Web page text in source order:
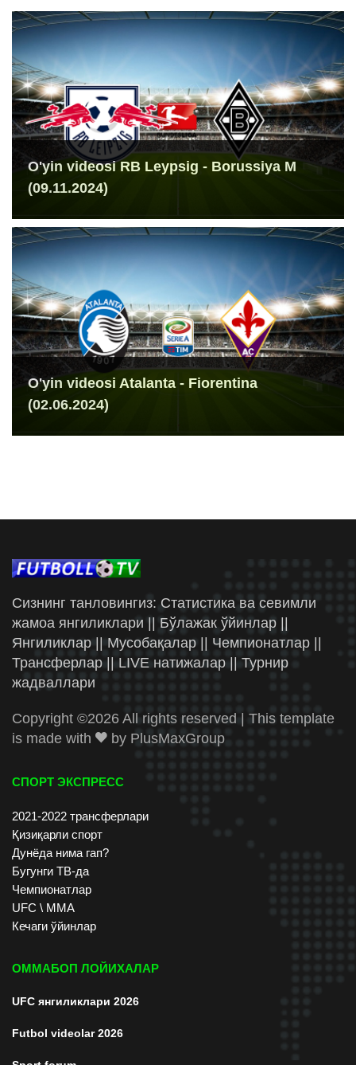
O'yin videosi RB Leypsig - Borussiya M
(09.11.2024)
O'yin videosi Atalanta - Fiorentina
(02.06.2024)
Сизнинг танловингиз: Статистика ва севимли
жамоа янгиликлари || Бўлажак ўйинлар ||
Янгиликлар || Мусобақалар || Чемпионатлар ||
Трансферлар || LIVE натижалар || Турнир
жадваллари
Copyright ©2026 All rights reserved | This template
is made with
by PlusMaxGroup
СПОРТ ЭКСПРЕСС
2021-2022 трансферлари
Қизиқарли спорт
Дунёда нима гап?
Бугунги ТВ-да
Чемпионатлар
UFC \ ММА
Кечаги ўйинлар
ОММАБОП ЛОЙИХАЛАР
UFC янгиликлари 2026
Futbol videolar 2026